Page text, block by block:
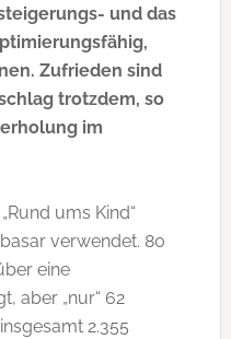
und das
Zufrieden sind
trotzdem, so
im
ums Kind“
verwendet. 80
eine
aber „nur“ 62
2.355